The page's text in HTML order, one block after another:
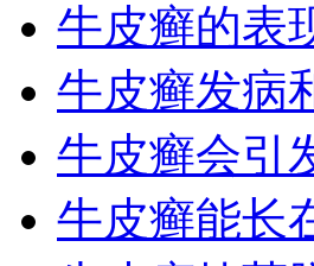
牛皮癣的表
牛皮癣发病
牛皮癣会引
牛皮癣能长